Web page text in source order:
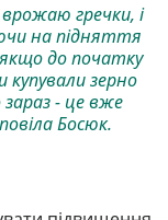
гречки, і
на підняття
якщо до початку
зерно
- це вже
Босюк.